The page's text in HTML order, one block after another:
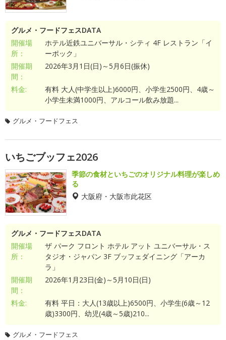
グルメ・フードフェスDATA
開催場
所：
ホテル近鉄ユニバーサル・シティ 4F レストラン「イ
ーポック」
開催期
間：
2026年3月1日(日)～5月6日(振休)
料金:
有料 大人(中学生以上)6000円、小学生2500円、4歳～
小学生未満1000円、アルコール飲み放題...
グルメ・フードフェス
いちごブッフェ2026
季節の食材といちごのオリジナル料理が楽しめ
る
大阪府・大阪市此花区
グルメ・フードフェスDATA
開催場
所：
ザ パーク フロント ホテル アット ユニバーサル・ス
タジオ・ジャパン 3F ブッフェダイニング「アーカ
ラ」
開催期
間：
2026年1月23日(金)～5月10日(日)
料金:
有料 平日：大人(13歳以上)6500円、小学生(6歳～12
歳)3300円、幼児(4歳～5歳)210...
グルメ・フードフェス